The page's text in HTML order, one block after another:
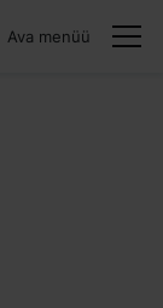
Ava menüü